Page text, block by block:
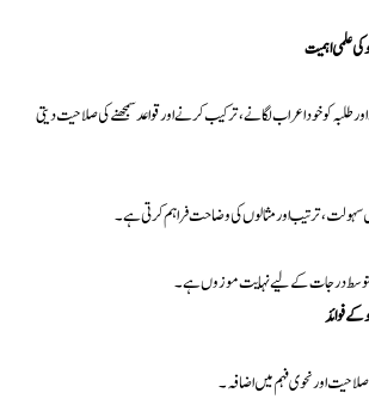
کی علمی اہمیت
طلبہ کو خود اعراب لگانے، ترکیب کرنے اور قواعد سمجھنے کی صلاحیت دیتی
ترتیب اور مثالوں کی وضاحت فراہم کرتی ہے۔
متوسط درجات کے لیے نہایت موزوں ہے۔
کے فوائد
اور نحوی فہم میں اضافہ۔